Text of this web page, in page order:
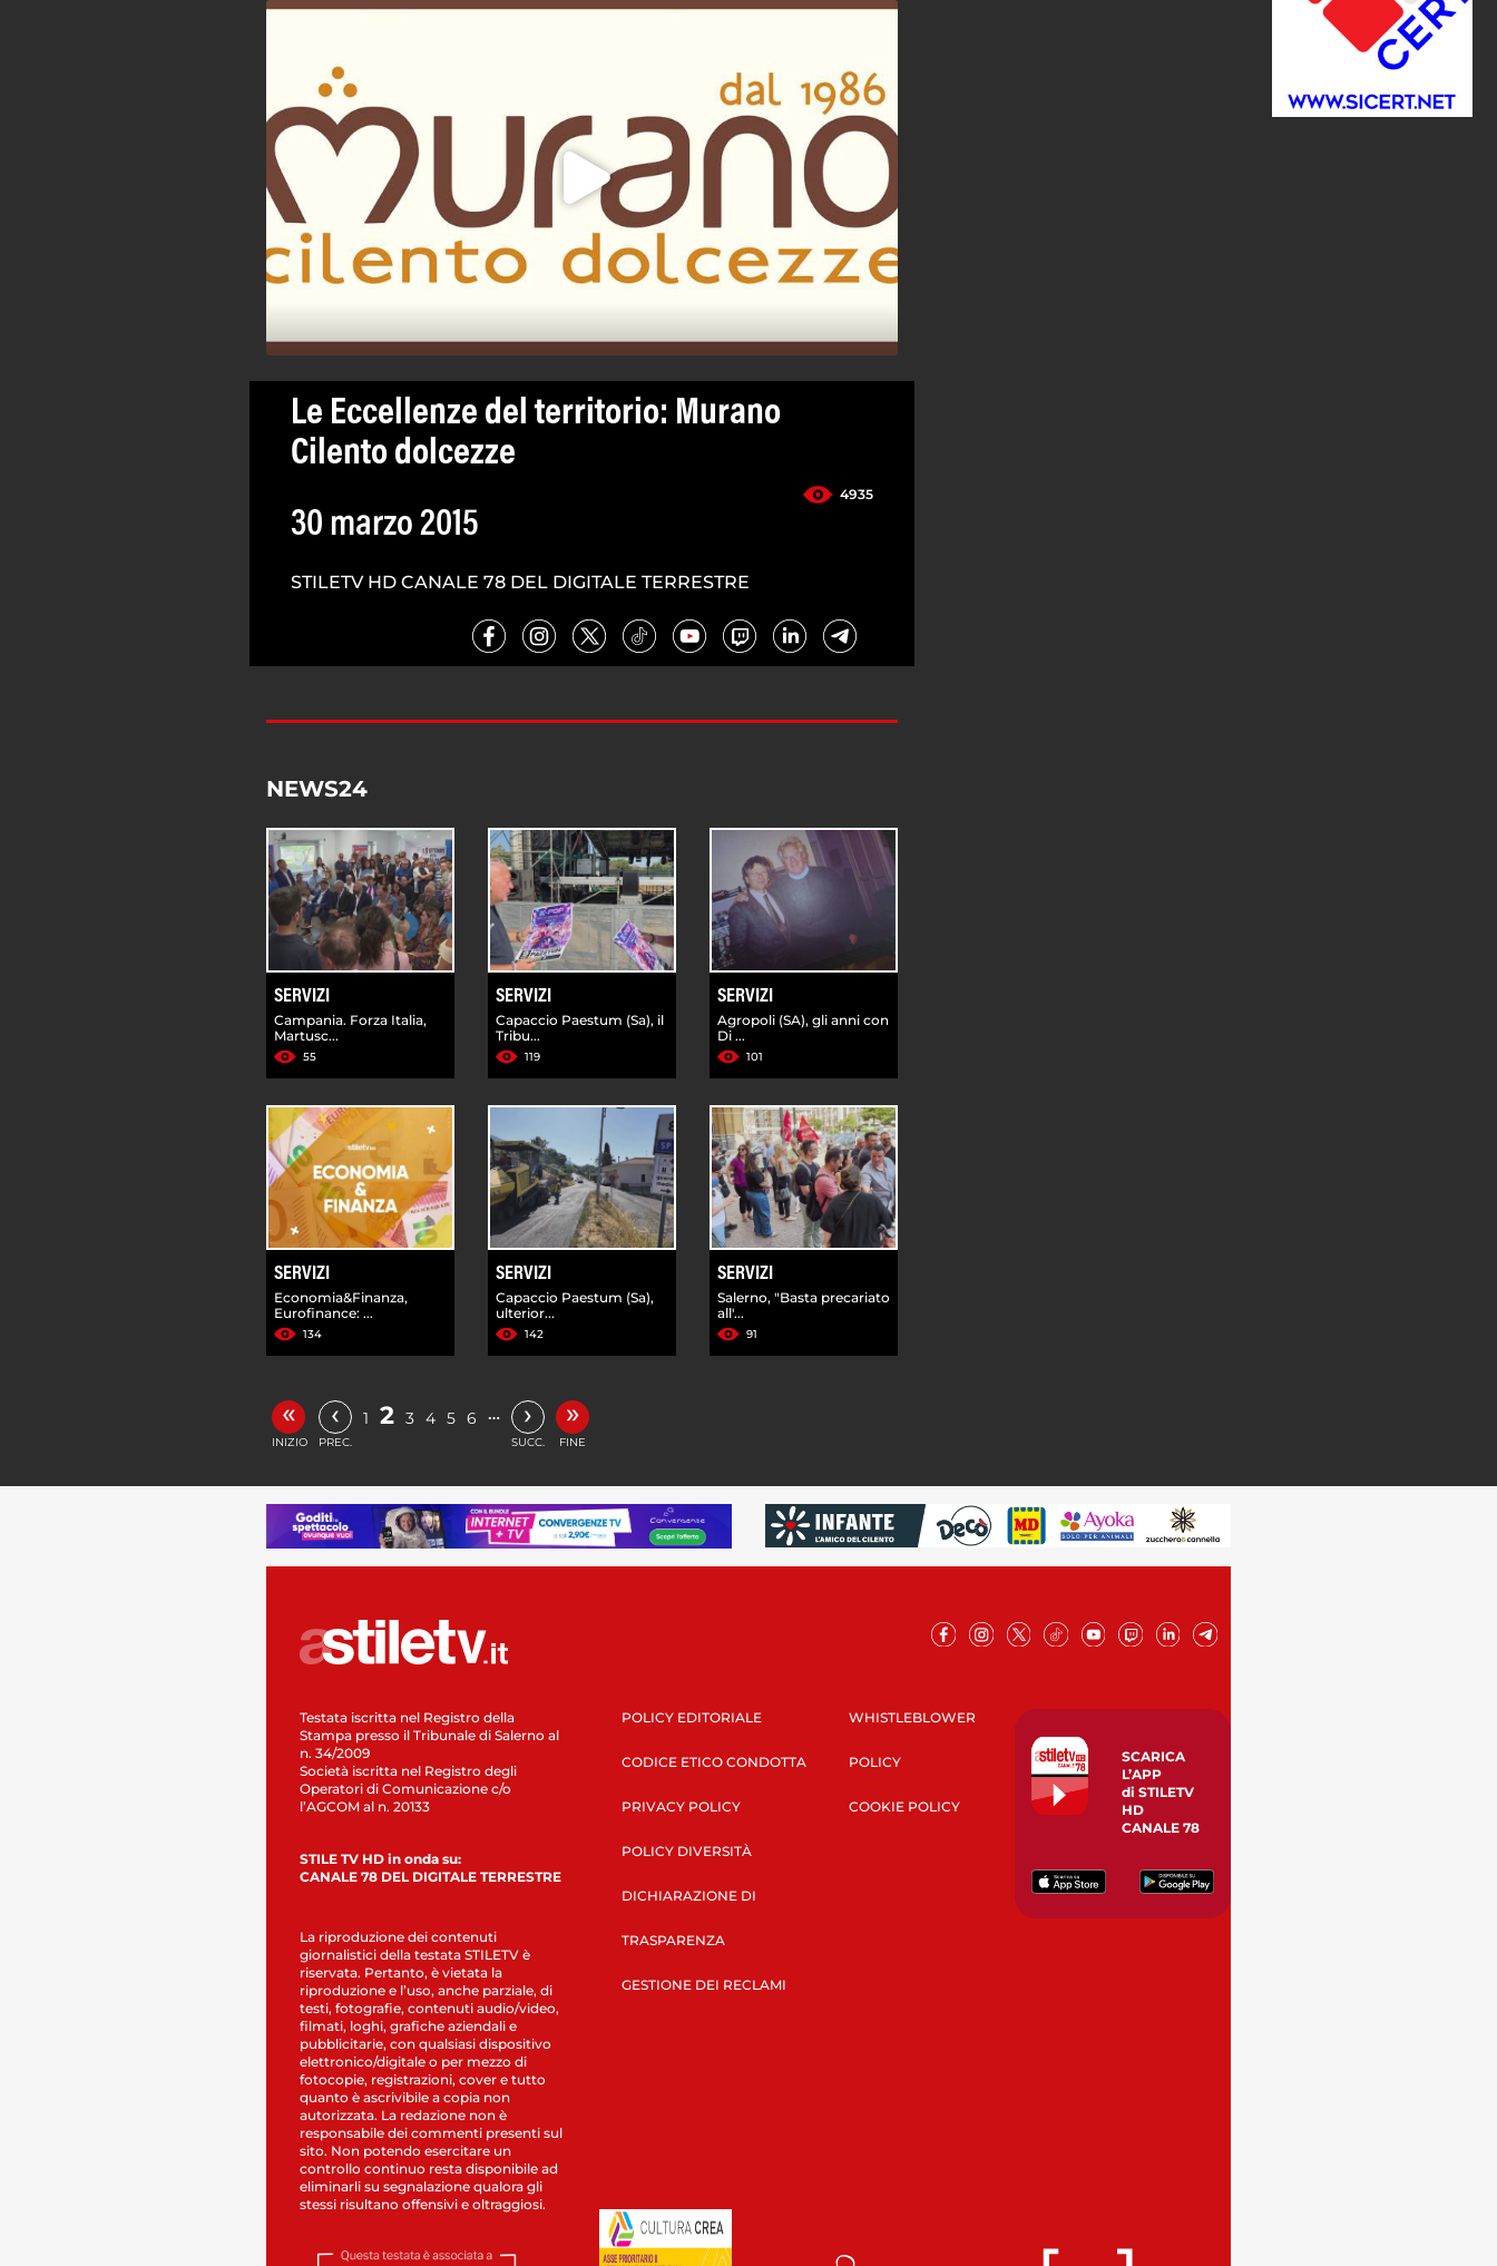
Le Eccellenze del territorio: Murano
Cilento dolcezze
4935
30 marzo 2015
STILETV HD CANALE 78 DEL DIGITALE TERRESTRE
NEWS24
SERVIZI
Campania. Forza Italia,
Martusc...
55
SERVIZI
Capaccio Paestum (Sa), il
Tribu...
119
SERVIZI
Agropoli (SA), gli anni con
Di ...
101
SERVIZI
Economia&Finanza,
Eurofinance: ...
134
SERVIZI
Capaccio Paestum (Sa),
ulterior...
142
SERVIZI
Salerno, "Basta precariato
all'...
91
«
INIZIO
‹
PREC.
1 2 3 4 5 6 … ›
SUCC.
»
FINE
Testata iscritta nel Registro della
Stampa presso il Tribunale di Salerno al
n. 34/2009
Società iscritta nel Registro degli
Operatori di Comunicazione c/o
l’AGCOM al n. 20133
STILE TV HD in onda su:
CANALE 78 DEL DIGITALE TERRESTRE
La riproduzione dei contenuti
giornalistici della testata STILETV è
riservata. Pertanto, è vietata la
riproduzione e l’uso, anche parziale, di
testi, fotografie, contenuti audio/video,
filmati, loghi, grafiche aziendali e
pubblicitarie, con qualsiasi dispositivo
elettronico/digitale o per mezzo di
fotocopie, registrazioni, cover e tutto
quanto è ascrivibile a copia non
autorizzata. La redazione non è
responsabile dei commenti presenti sul
sito. Non potendo esercitare un
controllo continuo resta disponibile ad
eliminarli su segnalazione qualora gli
stessi risultano offensivi e oltraggiosi.
POLICY EDITORIALE
CODICE ETICO CONDOTTA
PRIVACY POLICY
POLICY DIVERSITÀ
DICHIARAZIONE DI
TRASPARENZA
GESTIONE DEI RECLAMI
WHISTLEBLOWER
POLICY
COOKIE POLICY
SCARICA
L’APP
di STILETV
HD
CANALE 78